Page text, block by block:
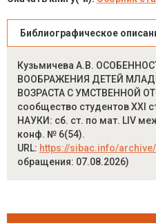
Библиографическое
Кузьмичева А.В.
ВООБРАЖЕНИЯ ДЕТЕЙ
ВОЗРАСТА С УМСТВЕННОЙ
сообщество студентов XXI
НАУКИ: сб. ст. по мат. LIV
конф. № 6(54).
URL: https://sibac.info/
обращения: 07.08.2026)